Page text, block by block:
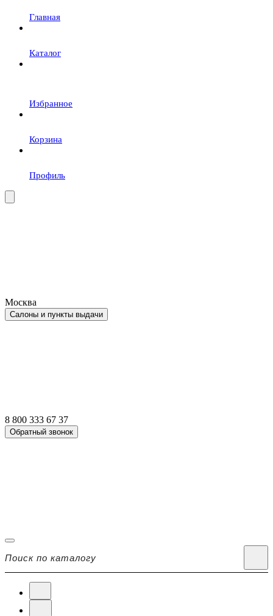
Главная
Каталог
Избранное
Корзина
Профиль
Москва
Салоны и пункты выдачи
8 800 333 67 37
Обратный звонок